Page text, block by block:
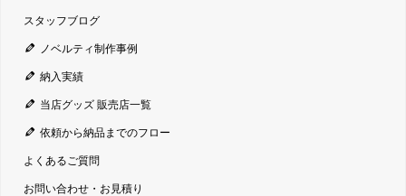
スタッフブログ
ノベルティ制作事例
納入実績
当店グッズ 販売店一覧
依頼から納品までのフロー
よくあるご質問
お問い合わせ・お見積り